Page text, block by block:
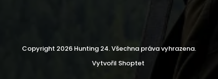
Vytvořil Shoptet
Copyright 2026 Hunting 24. Všechna práva vyhrazena.